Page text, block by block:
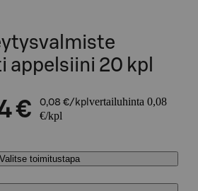
appelsiini 20 kpl
€ 0,08 €/kpl vertailuhinta 0,08
€/kpl
Valitse toimitustapa